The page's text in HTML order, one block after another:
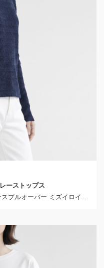
ーストップス
プルオーバー ミズイロイ...